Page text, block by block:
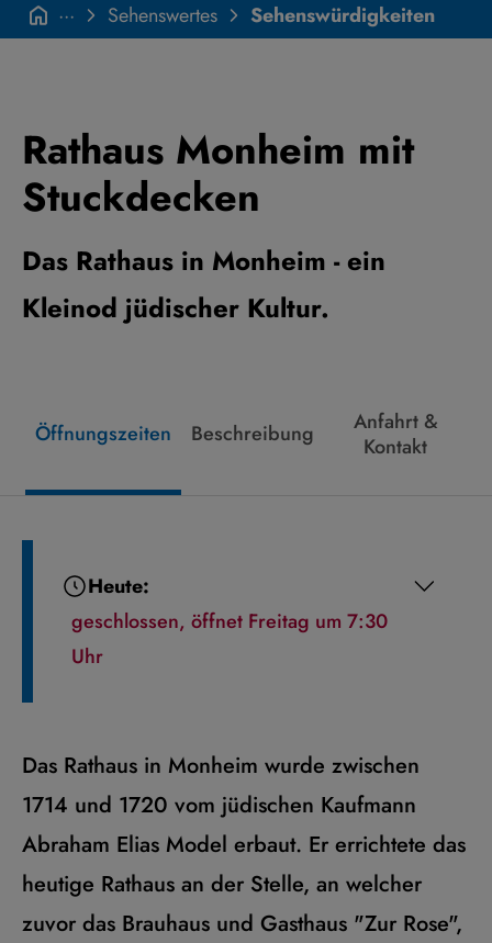
Sehenswürdigkeiten
Sehenswertes
···
Rathaus Monheim mit
Stuckdecken
Das Rathaus in Monheim - ein
Kleinod jüdischer Kultur.
Öffnungszeiten Beschreibung
Anfahrt &
Kontakt
Heute:
geschlossen, öffnet Freitag um 7:30
Uhr
Das Rathaus in Monheim wurde zwischen
1714 und 1720 vom jüdischen Kaufmann
Abraham Elias Model erbaut. Er errichtete das
heutige Rathaus an der Stelle, an welcher
zuvor das Brauhaus und Gasthaus "Zur Rose",